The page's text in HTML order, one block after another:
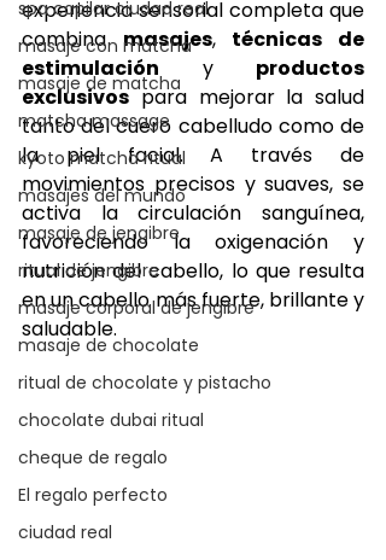
spa capilar ciudad real
masaje con matcha
masaje de matcha
matcha massage
kyoto matcha ritual
masajes del mundo
masaje de jengibre
ritual de jengibre
masaje corporal de jengibre
masaje de chocolate
ritual de chocolate y pistacho
chocolate dubai ritual
cheque de regalo
El regalo perfecto
ciudad real
experiencia sensorial completa que
combina masajes, técnicas de
estimulación y productos
exclusivos para mejorar la salud
tanto del cuero cabelludo como de
la piel facial. A través de
movimientos precisos y suaves, se
activa la circulación sanguínea,
favoreciendo la oxigenación y
nutrición del cabello, lo que resulta
en un cabello más fuerte, brillante y
saludable.